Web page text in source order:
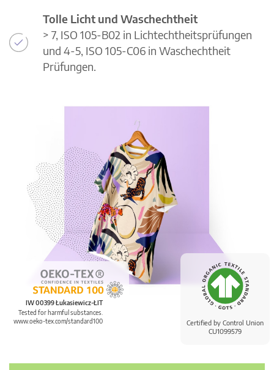
Certified by Control Union
CU1099579
IW 00399 Łukasiewicz-ŁIT
Tested for harmful substances.
www.oeko-tex.com/standard100
Tolle Licht und Waschechtheit
> 7, ISO 105-B02 in Lichtechtheitsprüfungen
und 4-5, ISO 105-C06 in Waschechtheit
Prüfungen.